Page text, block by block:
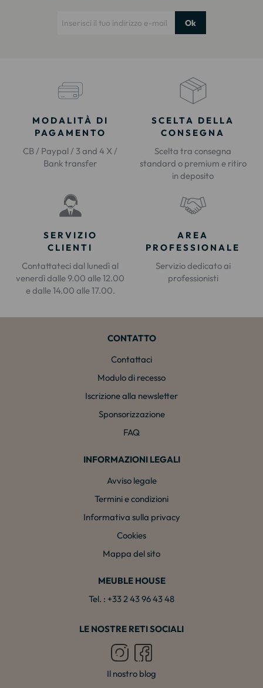
Ok
MODALITÀ DI
PAGAMENTO
CB / Paypal / 3 and 4 X /
Bank transfer
SCELTA DELLA
CONSEGNA
Scelta tra consegna
standard o premium e ritiro
in deposito
SERVIZIO
CLIENTI
Contattateci dal lunedì al
venerdì dalle 9.00 alle 12.00
e dalle 14.00 alle 17.00.
AREA
PROFESSIONALE
Servizio dedicato ai
professionisti
CONTATTO
Contattaci
Modulo di recesso
Iscrizione alla newsletter
Sponsorizzazione
FAQ
INFORMAZIONI LEGALI
Avviso legale
Termini e condizioni
Informativa sulla privacy
Cookies
Mappa del sito
MEUBLE HOUSE
Tel. : +33 2 43 96 43 48
LE NOSTRE RETI SOCIALI
Il nostro blog